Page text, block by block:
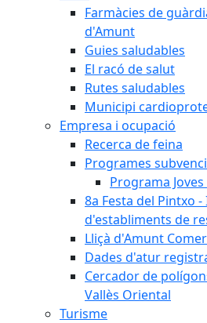
Farmàcies de
d'Amunt
Guies saludables
El racó de salut
Rutes saludables
Municipi
Empresa i ocupació
Recerca de feina
Programes
Programa
8a Festa del Pintxo
d'establiments de
Lliçà d'Amunt
Dades d'atur
Cercador de
Vallès Oriental
Turisme